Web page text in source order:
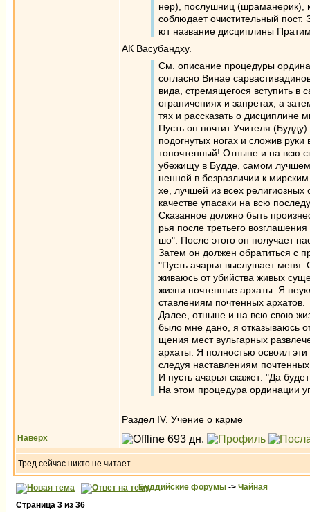
нер), послушниц (шраманерик),
соблюдает очистительный
ют название дисциплины
АК Васубандху.
См. описание процедуры
согласно Винае
вида, стремящегося вступить в
ограничениях и запретах, а
тях и рассказать о дисциплине
Пусть он почтит Учителя
подогнутых ногах и сложив
топочтенный! Отныне и на всю
убежищу в Будде, самом
ненной в безразличии к
хе, лучшей из всех
качестве упасаки на всю
Сказанное должно быть
рья после третьего
шо". После этого он получает
Затем он должен обратиться с
"Пусть ачарья выслушает меня.
живаюсь от убийства живых
жизни почтенные архаты. Я
ставлениям почтенных архатов.
Далее, отныне и на всю свою
было мне дано, я отказываюсь
щения мест вульгарных
архаты. Я полностью освоил
следуя наставлениям
И пусть ачарья скажет: "Да
На этом процедура ординации
Раздел IV. Учение о карме
Наверх
Тред сейчас никто не читает.
Буддийские форумы -> Чайная
Страница 3 из 36